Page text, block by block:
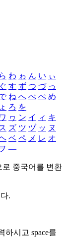
ら わ ゎ ん い ぃ
ぐ す ず つ づ っ
ね へ べ ぺ め
ょ ろ を
ワ ヮ ン イ ィ キ
ズ ツ ヅ ッ ヌ
ベ ペ メ レ オ
ヲ ―
로 중국어를 변환
.
하시고 space를